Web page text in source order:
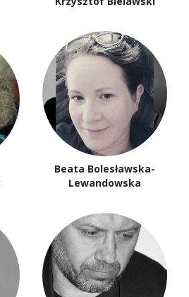
Beata Bolesławska-
Lewandowska